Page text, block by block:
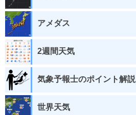
アメダス
2週間天気
気象予報士のポイント解説
世界天気